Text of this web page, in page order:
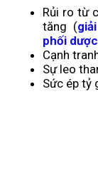
Rủi ro từ
tăng (
phối
Cạnh
Sự leo
Sức ép tỷ